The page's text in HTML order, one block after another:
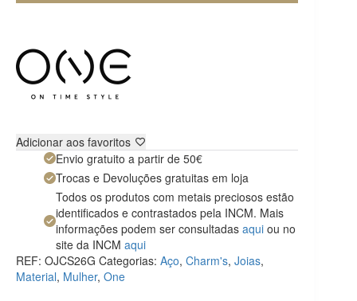
Adicionar aos favoritos
Envio gratuito a partir de 50€
Trocas e Devoluções gratuitas em loja
Todos os produtos com metais preciosos estão
identificados e contrastados pela INCM. Mais
informações podem ser consultadas aqui ou no
site da INCM aqui
REF: OJCS26G Categorias: Aço, Charm's, Joias,
Material, Mulher, One